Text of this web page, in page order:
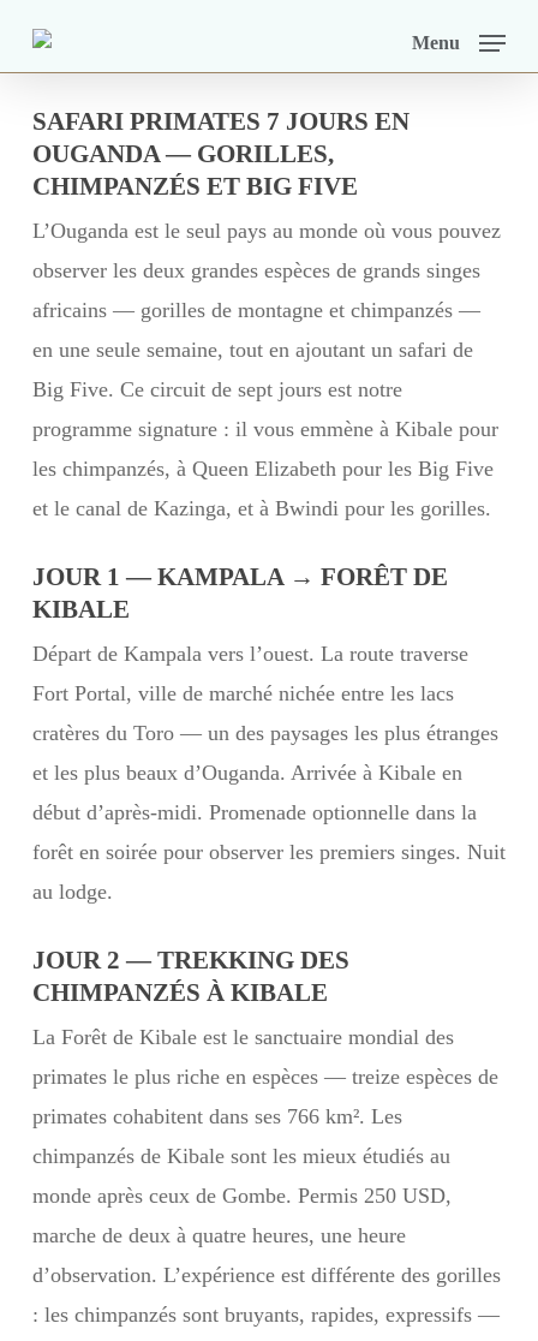
content
Menu
SAFARI PRIMATES 7 JOURS EN
OUGANDA — GORILLES,
CHIMPANZÉS ET BIG FIVE
L’Ouganda est le seul pays au monde où vous pouvez
observer les deux grandes espèces de grands singes
africains — gorilles de montagne et chimpanzés —
en une seule semaine, tout en ajoutant un safari de
Big Five. Ce circuit de sept jours est notre
programme signature : il vous emmène à Kibale pour
les chimpanzés, à Queen Elizabeth pour les Big Five
et le canal de Kazinga, et à Bwindi pour les gorilles.
JOUR 1 — KAMPALA → FORÊT DE
KIBALE
Départ de Kampala vers l’ouest. La route traverse
Fort Portal, ville de marché nichée entre les lacs
cratères du Toro — un des paysages les plus étranges
et les plus beaux d’Ouganda. Arrivée à Kibale en
début d’après-midi. Promenade optionnelle dans la
forêt en soirée pour observer les premiers singes. Nuit
au lodge.
JOUR 2 — TREKKING DES
CHIMPANZÉS À KIBALE
La Forêt de Kibale est le sanctuaire mondial des
primates le plus riche en espèces — treize espèces de
primates cohabitent dans ses 766 km². Les
chimpanzés de Kibale sont les mieux étudiés au
monde après ceux de Gombe. Permis 250 USD,
marche de deux à quatre heures, une heure
d’observation. L’expérience est différente des gorilles
: les chimpanzés sont bruyants, rapides, expressifs —